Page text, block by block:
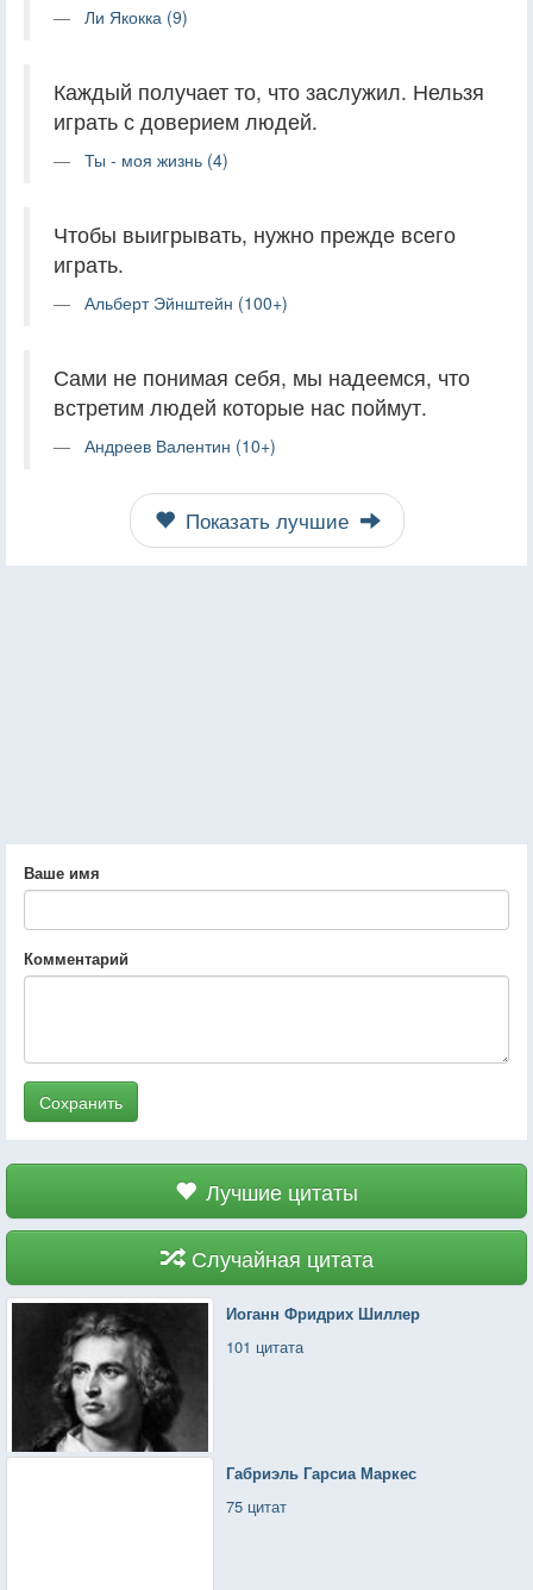
Ли Якокка (9)
Каждый получает то, что заслужил. Нельзя
играть с доверием людей.
Ты - моя жизнь (4)
Чтобы выигрывать, нужно прежде всего
играть.
Альберт Эйнштейн (100+)
Сами не понимая себя, мы надеемся, что
встретим людей которые нас поймут.
Андреев Валентин (10+)
Показать лучшие
Ваше имя
Комментарий
Сохранить
Лучшие цитаты
Случайная цитата
Иоганн Фридрих Шиллер
101 цитата
Габриэль Гарсиа Маркес
75 цитат